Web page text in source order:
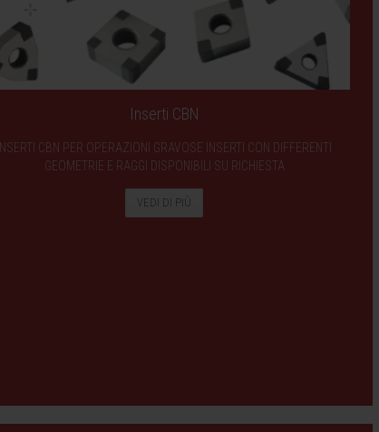
Inserti CBN
INSERTI CBN PER OPERAZIONI GRAVOSE INSERTI CON DIFFERENTI
GEOMETRIE E RAGGI DISPONIBILI SU RICHIESTA
VEDI DI PIÙ